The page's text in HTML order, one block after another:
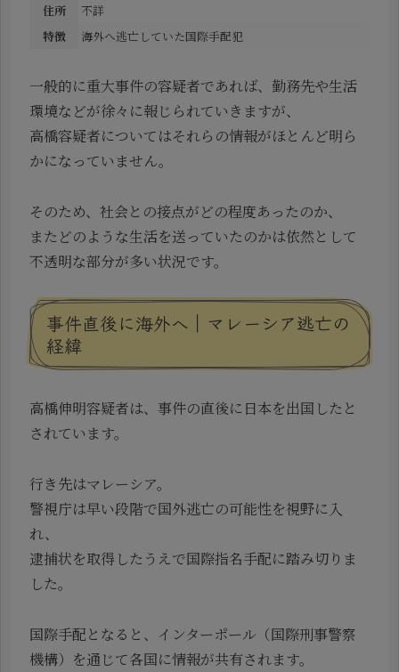
住所
不詳
特徴
海外へ逃亡していた国際手配犯
一般的に重大事件の容疑者であれば、勤務先や生活
環境などが徐々に報じられていきますが、
高橋容疑者についてはそれらの情報がほとんど明ら
かになっていません。
そのため、社会との接点がどの程度あったのか、
またどのような生活を送っていたのかは依然として
不透明な部分が多い状況です。
事件直後に海外へ｜マレーシア逃亡の
経緯
高橋伸明容疑者は、事件の直後に日本を出国したと
されています。
行き先はマレーシア。
警視庁は早い段階で国外逃亡の可能性を視野に入
れ、
逮捕状を取得したうえで国際指名手配に踏み切りま
した。
国際手配となると、インターポール（国際刑事警察
機構）を通じて各国に情報が共有されます。